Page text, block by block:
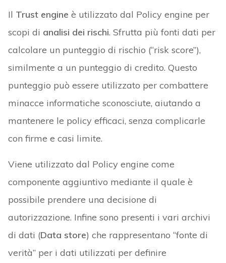
Il Trust engine è utilizzato dal Policy engine per
scopi di analisi dei rischi. Sfrutta più fonti dati per
calcolare un punteggio di rischio (“risk score”),
similmente a un punteggio di credito. Questo
punteggio può essere utilizzato per combattere
minacce informatiche sconosciute, aiutando a
mantenere le policy efficaci, senza complicarle
con firme e casi limite.
Viene utilizzato dal Policy engine come
componente aggiuntivo mediante il quale è
possibile prendere una decisione di
autorizzazione. Infine sono presenti i vari archivi
di dati (Data store) che rappresentano “fonte di
verità” per i dati utilizzati per definire